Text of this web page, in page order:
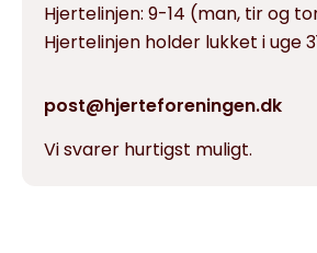
Hjertelinjen: 9-14 (man, tir og
Hjertelinjen holder lukket i uge
post@hjerteforeningen.dk
Vi svarer hurtigst muligt.